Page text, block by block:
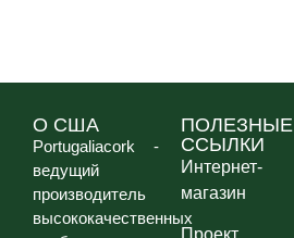
О США
Portugaliacork -
ведущий
производитель
высококачественных
ПОЛЕЗНЫЕ
ССЫЛКИ
Интернет-
магазин
Проект